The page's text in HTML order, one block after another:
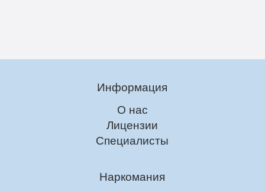
Информация
О нас
Лицензии
Специалисты
Наркомания